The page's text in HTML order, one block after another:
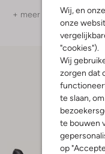
Wij, en onze
onze
"cookies").
Wij
zorgen dat
te slaan,
te bouwen
op
+ meer kleuren